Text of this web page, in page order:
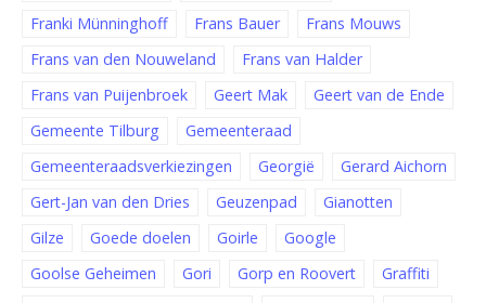
Franki Münninghoff
Frans Bauer
Frans Mouws
Frans van den Nouweland
Frans van Halder
Frans van Puijenbroek
Geert Mak
Geert van de Ende
Gemeente Tilburg
Gemeenteraad
Gemeenteraadsverkiezingen
Georgië
Gerard Aichorn
Gert-Jan van den Dries
Geuzenpad
Gianotten
Gilze
Goede doelen Goirle
Google
Goolse Geheimen
Gori Gorp en Roovert
Graffiti